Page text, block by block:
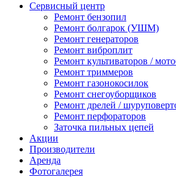
Сервисный центр
Ремонт бензопил
Ремонт болгарок (УШМ)
Ремонт генераторов
Ремонт виброплит
Ремонт культиваторов /
Ремонт триммеров
Ремонт газонокосилок
Ремонт снегоуборщиков
Ремонт дрелей /
Ремонт перфораторов
Заточка пильных цепей
Акции
Производители
Аренда
Фотогалерея